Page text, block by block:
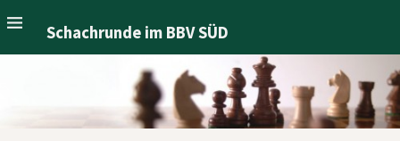
Schachrunde im BBV SÜD